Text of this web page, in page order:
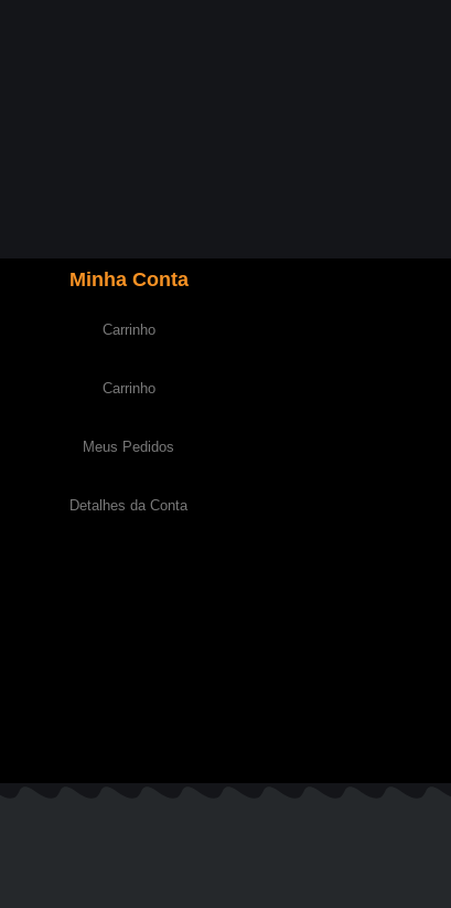
Minha Conta
Carrinho
Carrinho
Meus Pedidos
Detalhes da Conta